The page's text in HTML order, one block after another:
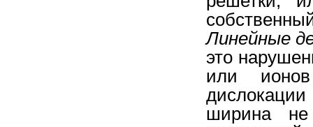
Линейные
это
или
ширина не